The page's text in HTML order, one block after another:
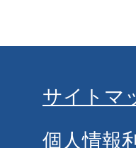
サイトマ
個人情報